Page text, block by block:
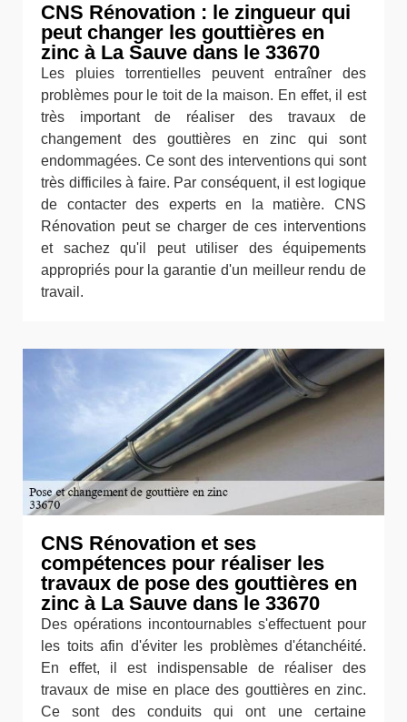
CNS Rénovation : le zingueur qui
peut changer les gouttières en
zinc à La Sauve dans le 33670
Les pluies torrentielles peuvent entraîner des
problèmes pour le toit de la maison. En effet, il est
très important de réaliser des travaux de
changement des gouttières en zinc qui sont
endommagées. Ce sont des interventions qui sont
très difficiles à faire. Par conséquent, il est logique
de contacter des experts en la matière. CNS
Rénovation peut se charger de ces interventions
et sachez qu'il peut utiliser des équipements
appropriés pour la garantie d'un meilleur rendu de
travail.
CNS Rénovation et ses
compétences pour réaliser les
travaux de pose des gouttières en
zinc à La Sauve dans le 33670
Des opérations incontournables s'effectuent pour
les toits afin d'éviter les problèmes d'étanchéité.
En effet, il est indispensable de réaliser des
travaux de mise en place des gouttières en zinc.
Ce sont des conduits qui ont une certaine